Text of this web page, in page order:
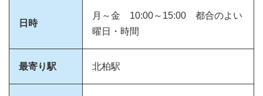
日時
月～金 10:00～15:00 都合のよい
曜日・時間
最寄り駅 北柏駅